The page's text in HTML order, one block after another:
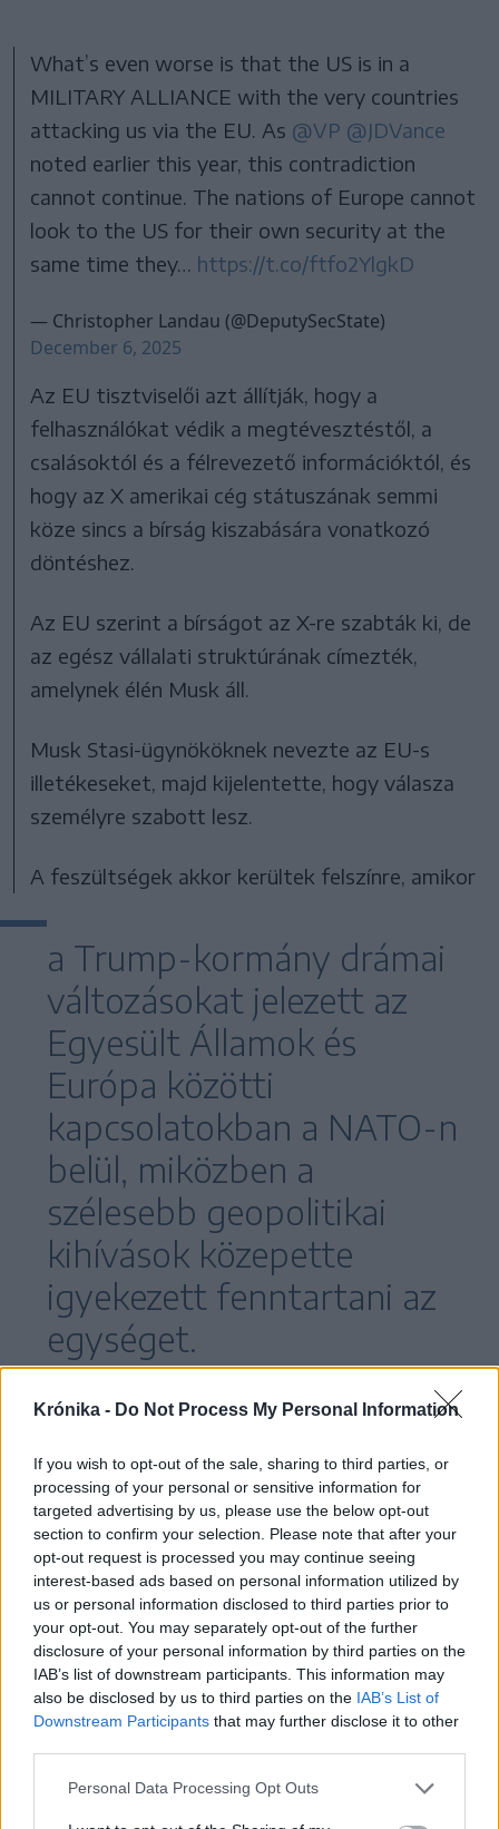
Krónika - Do Not Process My Personal Information
If you wish to opt-out of the sale, sharing to third parties, or
processing of your personal or sensitive information for
targeted advertising by us, please use the below opt-out
section to confirm your selection. Please note that after your
opt-out request is processed you may continue seeing
interest-based ads based on personal information utilized by
us or personal information disclosed to third parties prior to
your opt-out. You may separately opt-out of the further
disclosure of your personal information by third parties on the
IAB’s list of downstream participants. This information may
also be disclosed by us to third parties on the IAB’s List of
Downstream Participants that may further disclose it to other
Personal Data Processing Opt Outs
What’s even worse is that the US is in a
MILITARY ALLIANCE with the very countries
attacking us via the EU. As @VP @JDVance
noted earlier this year, this contradiction
cannot continue. The nations of Europe cannot
look to the US for their own security at the
same time they… https://t.co/ftfo2YlgkD
— Christopher Landau (@DeputySecState)
December 6, 2025
Az EU tisztviselői azt állítják, hogy a
felhasználókat védik a megtévesztéstől, a
csalásoktól és a félrevezető információktól, és
hogy az X amerikai cég státuszának semmi
köze sincs a bírság kiszabására vonatkozó
döntéshez.
Az EU szerint a bírságot az X-re szabták ki, de
az egész vállalati struktúrának címezték,
amelynek élén Musk áll.
Musk Stasi-ügynököknek nevezte az EU-s
illetékeseket, majd kijelentette, hogy válasza
személyre szabott lesz.
A feszültségek akkor kerültek felszínre, amikor
a Trump-kormány drámai
változásokat jelezett az
Egyesült Államok és
Európa közötti
kapcsolatokban a NATO-n
belül, miközben a
szélesebb geopolitikai
kihívások közepette
igyekezett fenntartani az
egységet.
Míg a Trump-kormány az európai védelmi
kiadások növelésére törekszik, megközelítése
vegyes jelzéseket küld a NATO felé, a
tehermegosztás kritikájától a szövetséges
kezdeményezések ritka dicséretéig.
Landau, az Egyesült Államok második számú
diplomatája, júniusban egy X-en közzétett
bejegyzésében megkérdőjelezte a NATO
szükségességét, amelyet később törölt.
Elon Musk nem engedélyezi többé az Európai